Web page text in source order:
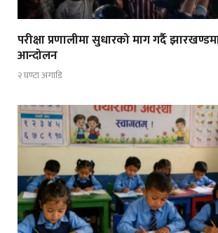
परीक्षा प्रणालीमा सुधारको माग गर्दै झारखण्डमा
आन्दोलन
२ घण्टा अगाडि